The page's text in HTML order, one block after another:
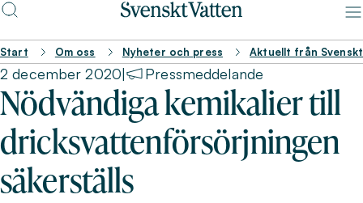
Start Om oss Nyheter och press Aktuellt från
2 december 2020| Pressmeddelande
Nödvändiga kemikalier till
dricksvattenförsörjningen
säkerställs